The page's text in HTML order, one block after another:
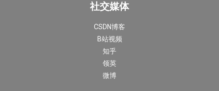
社交媒体
CSDN博客
B站视频
知乎
领英
微博